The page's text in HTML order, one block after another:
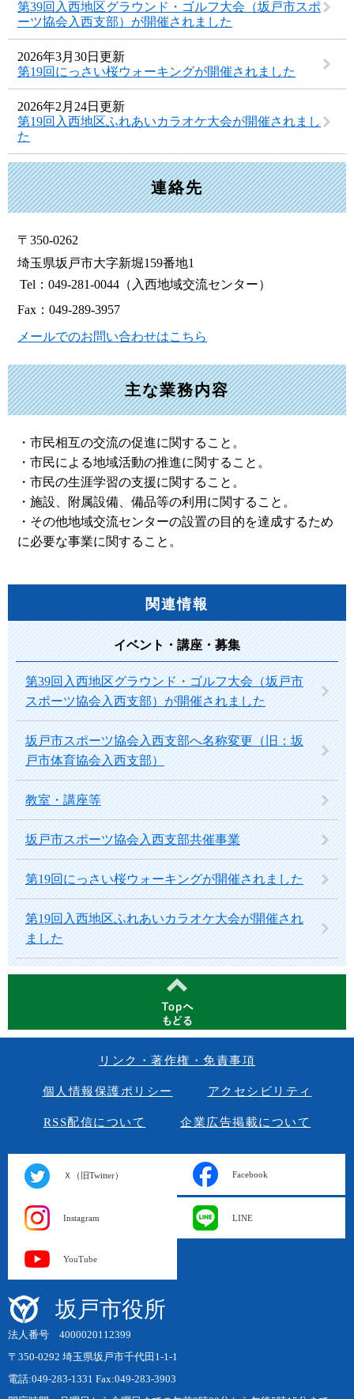
第39回入西地区グラウンド・ゴルフ大会（坂戸市スポ
ーツ協会入西支部）が開催されました
2026年3月30日更新
第19回にっさい桜ウォーキングが開催されました
2026年2月24日更新
第19回入西地区ふれあいカラオケ大会が開催されまし
た
連絡先
〒350-0262
埼玉県坂戸市大字新堀159番地1
Tel：049-281-0044 （入西地域交流センター）
Fax：049-289-3957
メールでのお問い合わせはこちら
主な業務内容
・市民相互の交流の促進に関すること。
・市民による地域活動の推進に関すること。
・市民の生涯学習の支援に関すること。
・施設、附属設備、備品等の利用に関すること。
・その他地域交流センターの設置の目的を達成するため
に必要な事業に関すること。
関連情報
イベント・講座・募集
第39回入西地区グラウンド・ゴルフ大会（坂戸市
スポーツ協会入西支部）が開催されました
坂戸市スポーツ協会入西支部へ名称変更（旧：坂
戸市体育協会入西支部）
教室・講座等
坂戸市スポーツ協会入西支部共催事業
第19回にっさい桜ウォーキングが開催されました
第19回入西地区ふれあいカラオケ大会が開催され
ました
リンク・著作権・免責事項
個人情報保護ポリシー アクセシビリティ
RSS配信について 企業広告掲載について
Ｘ（旧Twitter） Facebook
Instagram LINE
YouTube
坂戸市役所
法人番号 4000020112399
〒350-0292 埼玉県坂戸市千代田1-1-1
電話:049-283-1331 Fax:049-283-3903